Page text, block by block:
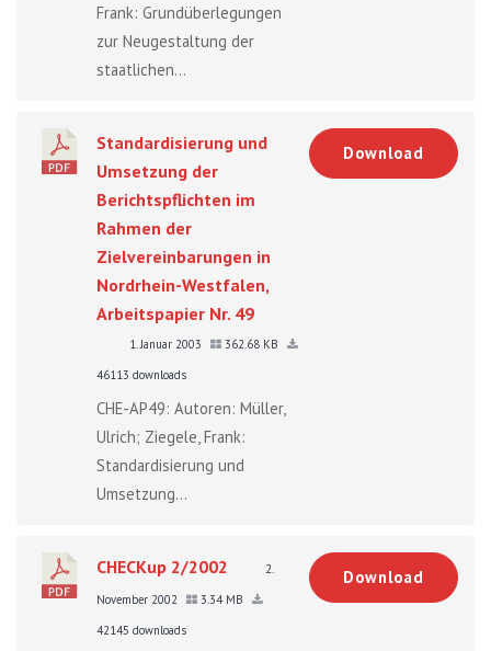
Frank: Grundüberlegungen
zur Neugestaltung der
staatlichen...
Standardisierung und
Umsetzung der
Berichtspflichten im
Rahmen der
Zielvereinbarungen in
Nordrhein-Westfalen,
Arbeitspapier Nr. 49
1. Januar 2003
362.68 KB
46113 downloads
CHE-AP49: Autoren: Müller,
Ulrich; Ziegele, Frank:
Standardisierung und
Umsetzung...
Download
CHECKup 2/2002
2.
November 2002
3.34 MB
42145 downloads
Download